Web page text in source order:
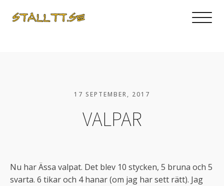
17 SEPTEMBER, 2017
VALPAR
Nu har Ässa valpat. Det blev 10 stycken, 5 bruna och 5
svarta. 6 tikar och 4 hanar (om jag har sett rätt). Jag